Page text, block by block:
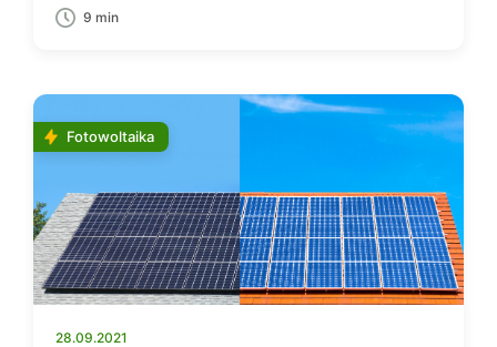
9 min
Fotowoltaika
28.09.2021